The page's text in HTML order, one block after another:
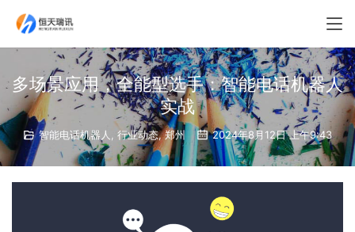
多场景应用，全能型选手：智能电话机器人
实战
智能电话机器人 行业动态,郑州 2024年8月12日 上午9:43